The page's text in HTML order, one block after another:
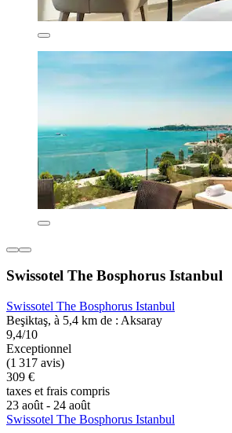
Swissotel The Bosphorus Istanbul
Swissotel The Bosphorus Istanbul
Beşiktaş, à 5,4 km de : Aksaray
9,4/10
Exceptionnel
(1 317 avis)
309 €
taxes et frais compris
23 août - 24 août
Swissotel The Bosphorus Istanbul